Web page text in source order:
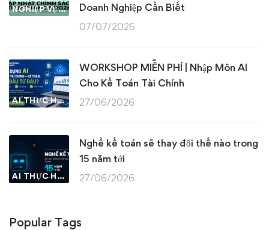
NGHIỆP VỤ KẾ TOÁN & THUẾ
Doanh Nghiệp Cần Biết
07/07/2026
AI THỰC HÀNH
WORKSHOP MIỄN PHÍ | Nhập Môn AI
Cho Kế Toán Tài Chính
27/06/2026
AI THỰC HÀNH
Nghề kế toán sẽ thay đổi thế nào trong
15 năm tới
27/06/2026
Popular Tags